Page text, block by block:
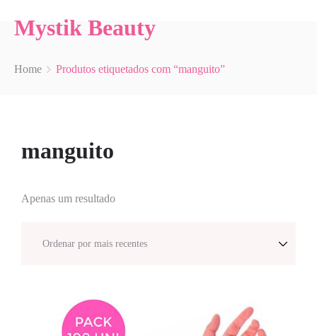
Mystik Beauty
Home Produtos etiquetados com “manguito”
manguito
Apenas um resultado